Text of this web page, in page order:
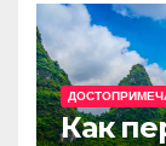
Как